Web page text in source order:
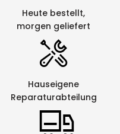
Heute bestellt,
morgen geliefert
Hauseigene
Reparaturabteilung